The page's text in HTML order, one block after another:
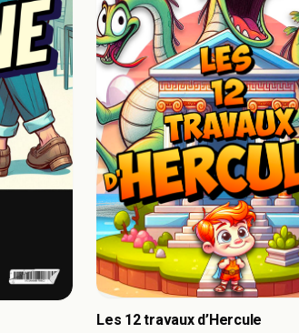
Les 12 travaux d’Hercule